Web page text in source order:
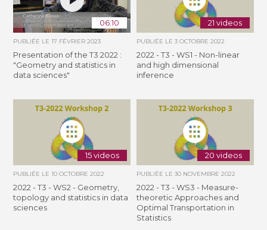
06:10
PUBLIÉE LE17 FÉVRIER 2023
Presentation of the T3 2022 :
"Geometry and statistics in
data sciences"
21 videos
PUBLIÉE LE 3 OCTOBRE 2022
2022 - T3 - WS1 - Non-linear
and high dimensional
inference
15 videos
PUBLIÉE LE10 OCTOBRE 2022
2022 - T3 - WS2 - Geometry,
topology and statistics in data
sciences
20 videos
PUBLIÉE LE 30 NOVEMBRE 2022
2022 - T3 - WS3 - Measure-
theoretic Approaches and
Optimal Transportation in
Statistics